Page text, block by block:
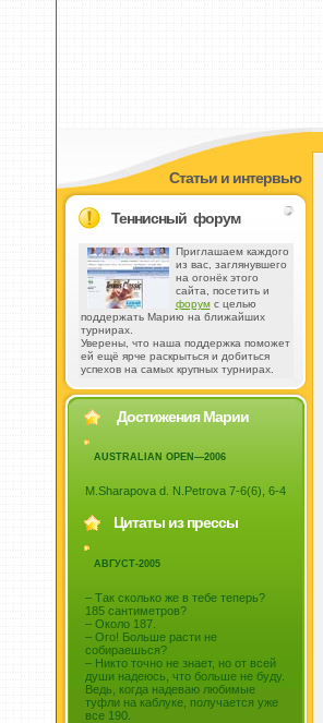
Статьи и интервью
Теннисный форум
Приглашаем каждого
из вас, заглянувшего
на огонёк этого
сайта, посетить и
форумс целью
поддержать Марию на ближайших
турнирах.
Уверены, что наша поддержка поможет
ей ещё ярче раскрыться и добиться
успехов на самых крупных турнирах.
Достижения Марии
AUSTRALIAN OPEN—2006
M.Sharapova d. N.Petrova 7-6(6), 6-4
Цитаты из прессы
АВГУСТ-2005
– Так сколько же в тебе теперь?
185 сантиметров?
– Около 187.
– Ого! Больше расти не
собираешься?
– Никто точно не знает, но от всей
души надеюсь, что больше не буду.
Ведь, когда надеваю любимые
туфли на каблуке, получается уже
все 190.